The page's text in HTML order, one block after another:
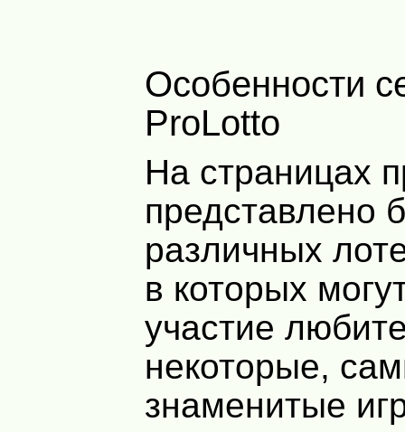
Особенности сервиса
ProLotto
На страницах
представлено
различных
в которых
участие
некоторые,
знаменитые